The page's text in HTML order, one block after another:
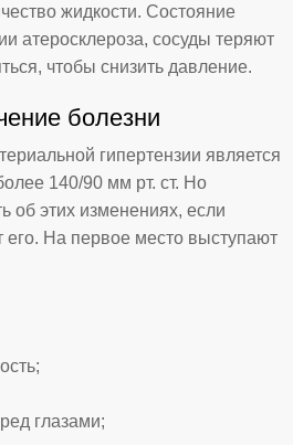
жидкости. Состояние
атеросклероза, сосуды теряют
чтобы снизить давление.
болезни
гипертензии является
140/90 мм рт. ст. Но
об этих изменениях, если
его. На первое место выступают
глазами;